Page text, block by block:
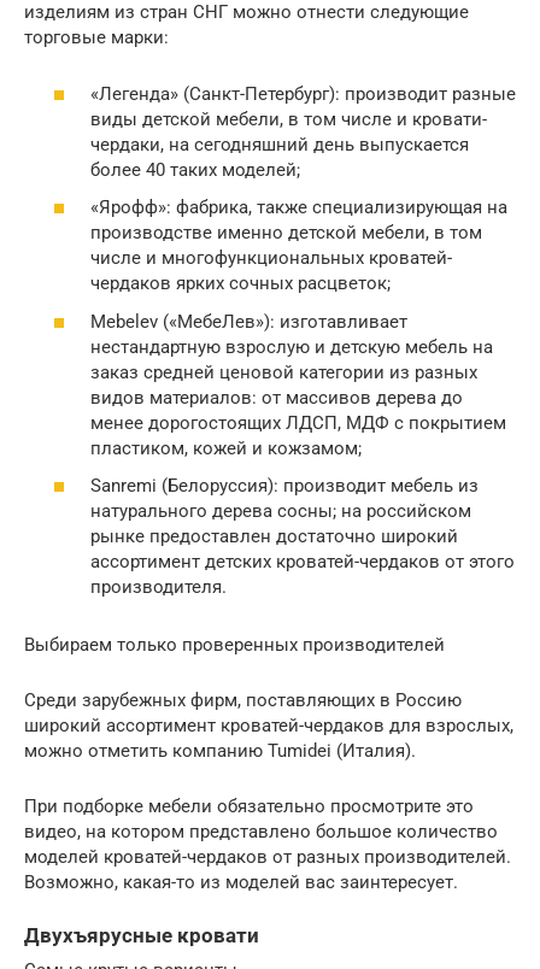
изделиям из стран СНГ можно отнести следующие
торговые марки:
«Легенда» (Санкт-Петербург): производит разные
виды детской мебели, в том числе и кровати-
чердаки, на сегодняшний день выпускается
более 40 таких моделей;
«Ярофф»: фабрика, также специализирующая на
производстве именно детской мебели, в том
числе и многофункциональных кроватей-
чердаков ярких сочных расцветок;
Mebelev («МебеЛев»): изготавливает
нестандартную взрослую и детскую мебель на
заказ средней ценовой категории из разных
видов материалов: от массивов дерева до
менее дорогостоящих ЛДСП, МДФ с покрытием
пластиком, кожей и кожзамом;
Sanremi (Белоруссия): производит мебель из
натурального дерева сосны; на российском
рынке предоставлен достаточно широкий
ассортимент детских кроватей-чердаков от этого
производителя.
Выбираем только проверенных производителей
Среди зарубежных фирм, поставляющих в Россию
широкий ассортимент кроватей-чердаков для взрослых,
можно отметить компанию Tumidei (Италия).
При подборке мебели обязательно просмотрите это
видео, на котором представлено большое количество
моделей кроватей-чердаков от разных производителей.
Возможно, какая-то из моделей вас заинтересует.
Двухъярусные кровати